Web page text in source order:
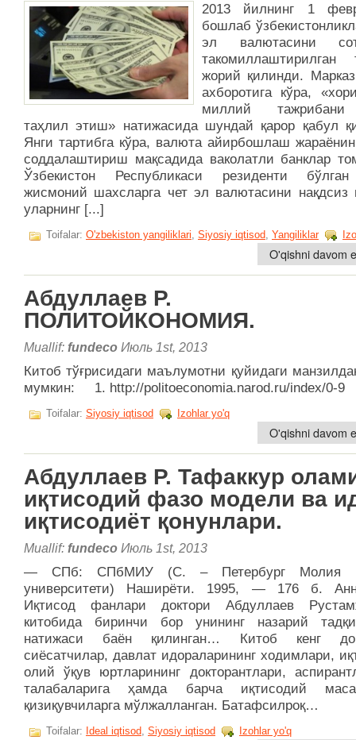
2013 йилнинг 1
бошлаб
эл валютасини
такомиллаштирилган
жорий қилинди.
ахборотига кўра,
миллий тажрибани
таҳлил этиш» натижасида шундай қарор қабул
Янги тартибга кўра, валюта айирбошлаш
соддалаштириш мақсадида ваколатли банклар
Ўзбекистон Республикаси резиденти
жисмоний шахсларга чет эл валютасини нақдсиз
уларнинг [...]
Toifalar: O'zbekiston yangiliklari, Siyosiy iqtisod, Yangiliklar
O'qishni davom
Абдуллаев Р.
ПОЛИТОЙКОНОМИЯ.
Muallif: fundeco Июль 1st, 2013
Китоб тўғрисидаги маълумотни қуйидаги
мумкин: 1. http://politoeconomia.narod.ru/index/0-9
Toifalar: Siyosiy iqtisod Izohlar yo'q
O'qishni davom
Абдуллаев Р. Тафаккур
иқтисодий фазо модели ва
иқтисодиёт қонунлари.
Muallif: fundeco Июль 1st, 2013
― СПб: СПбМИУ (С. – Петербург Молия
университети) Наширёти. 1995, ― 176 б.
Иқтисод фанлари доктори Абдуллаев
китобида биринчи бор унининг назарий
натижаси баён қилинган… Китоб кенг
сиёсатчилар, давлат идораларининг ходимлари,
олий ўқув юртларининг докторантлари,
талабаларига ҳамда барча иқтисодий
қизиқувчиларга мўлжалланган. Батафсилроқ…
Toifalar: Ideal iqtisod, Siyosiy iqtisod Izohlar yo'q